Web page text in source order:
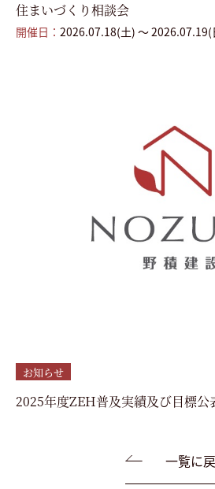
住まいづくり相談会
開催日： 2026.07.18(土) 〜 2026.07.19(
お知らせ
2025年度ZEH普及実績及び目標公
一覧に